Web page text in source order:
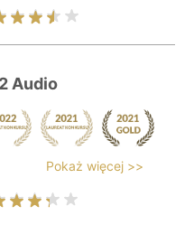
Audio
Pokaż więcej >>